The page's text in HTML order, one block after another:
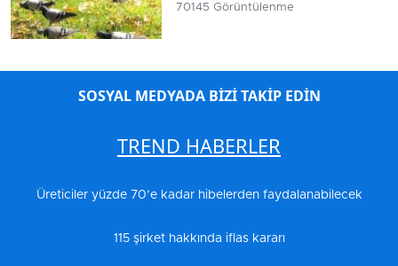
70145 Görüntülenme
SOSYAL MEDYADA BİZİ TAKİP EDİN
TREND HABERLER
Üreticiler yüzde 70’e kadar hibelerden faydalanabilecek
115 şirket hakkında iflas kararı